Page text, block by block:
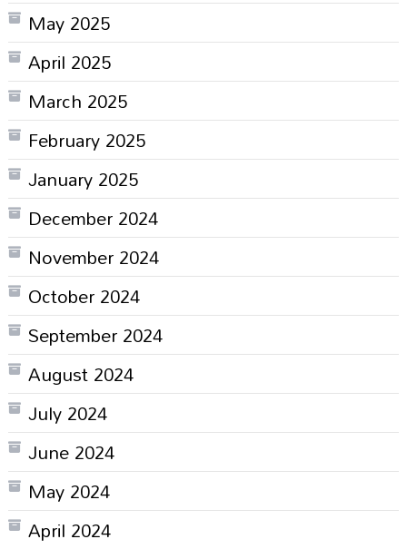
May 2025
April 2025
March 2025
February 2025
January 2025
December 2024
November 2024
October 2024
September 2024
August 2024
July 2024
June 2024
May 2024
April 2024